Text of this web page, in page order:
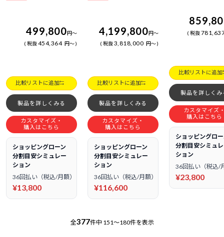
499,800円～
税抜454,364 円～
比較リストに追加
製品を詳しくみる
カスタマイズ・
購入はこちら
ショッピングローン
分割目安シミュレー
ション
36回払い（税込/月額）
¥13,800
4,199,800円～
税抜3,818,000 円～
比較リストに追加
製品を詳しくみる
カスタマイズ・
購入はこちら
ショッピングローン
分割目安シミュレー
ション
36回払い（税込/月額）
¥116,600
税抜
比較リストに追加
製品を詳しくみ
カスタマイズ
購入はこちら
ショッピングロ
分割目安シミュ
ション
36回払い（税込/
¥23,800
全377件中 151～180件を表示